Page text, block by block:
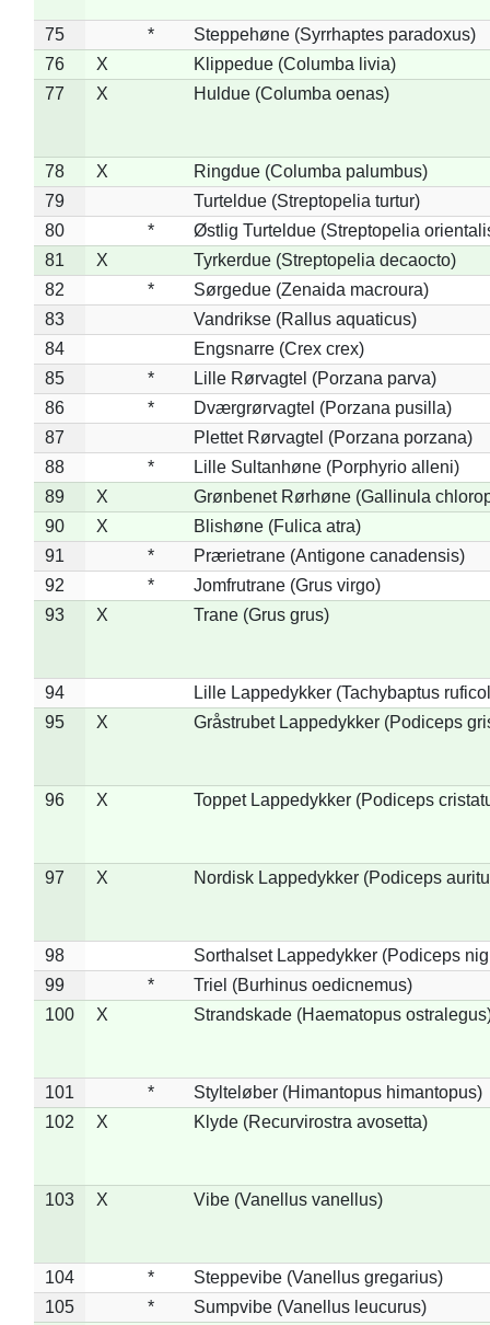
75 *
Steppehøne (Syrrhaptes paradoxus)
76
X
Klippedue (Columba livia)
77
X Huldue (Columba oenas)
78 X
Ringdue (Columba palumbus)
79
Turteldue (Streptopelia turtur)
80
*
Østlig Turteldue (Streptopelia
81
X
Tyrkerdue (Streptopelia decaocto)
82
*
Sørgedue (Zenaida macroura)
83
Vandrikse (Rallus aquaticus)
84
Engsnarre (Crex crex)
85
*
Lille Rørvagtel (Porzana parva)
86
*
Dværgrørvagtel (Porzana pusilla)
87
Plettet Rørvagtel (Porzana porzana)
88
*
Lille Sultanhøne (Porphyrio alleni)
89
X
Grønbenet Rørhøne (Gallinula
90
X
Blishøne (Fulica atra)
91
*
Prærietrane (Antigone canadensis)
92
*
Jomfrutrane (Grus virgo)
93
X Trane (Grus grus)
94
Lille Lappedykker (Tachybaptus
95
X Gråstrubet Lappedykker (Podiceps
96 X Toppet Lappedykker (Podiceps
97 X Nordisk Lappedykker (Podiceps
98
Sorthalset Lappedykker (Podiceps
99
*
Triel (Burhinus oedicnemus)
100
X Strandskade (Haematopus
101 *
Stylteløber (Himantopus himantopus)
102
X Klyde (Recurvirostra avosetta)
103 X Vibe (Vanellus vanellus)
104 *
Steppevibe (Vanellus gregarius)
105
*
Sumpvibe (Vanellus leucurus)